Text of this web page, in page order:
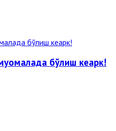
бўлиш кеарк!